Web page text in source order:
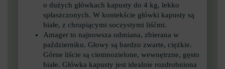
o dużych główkach kapusty do 4 kg, lekko
spłaszczonych. W kontekście główki kapusty są
białe, z chrupiącymi soczystymi liśćmi.
Amager to najnowsza odmiana, zbierana w
październiku. Głowy są bardzo zwarte, ciężkie.
Górne liście są ciemnozielone, wewnętrzne, gęsto
białe. Główka kapusty jest idealnie rozdrobniona